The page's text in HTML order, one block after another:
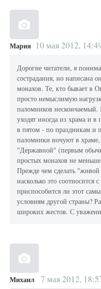
Мария 10 мая 2012,
Дорогие читатели, я
сострадания, но написана
монахов. Те, кто бывает в
просто немыслимую
паломников
уходят иногда из храма и
в пятом - по праздникам и
паломники ночуют в храме,
"Державной" (первым
простых монахов не
Прежде чем сделать
насколько это
приспособится ли этот
условиям другой страны?
широких жестов. С
Михаил 7 мая 2012,